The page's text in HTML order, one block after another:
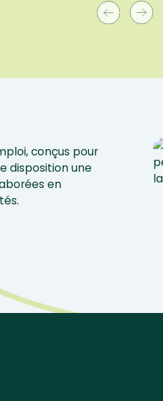
conçus pour
disposition une
en
we are here to